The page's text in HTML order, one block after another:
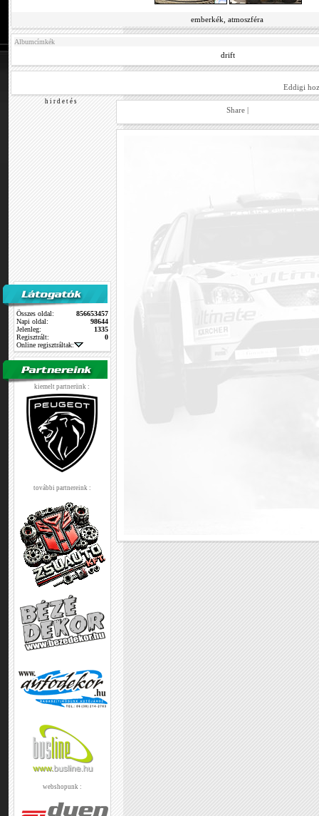
emberkék, atmoszféra
Albumcímkék
drift
Eddigi
h i r d e t é s
Összes oldal:
856653457
Napi oldal:
98644
Jelenleg:
1335
Regisztrált:
0
Online regisztráltak:
kiemelt partnerünk :
további partnereink :
webshopunk :
Share |